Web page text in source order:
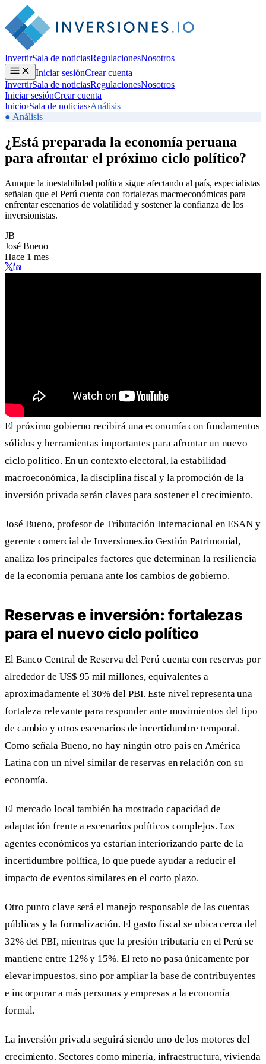
InvertirSala de noticiasRegulacionesNosotros
Iniciar sesiónCrear cuenta
InvertirSala de noticiasRegulacionesNosotros
Iniciar sesiónCrear cuenta
Inicio›Sala de noticias›Análisis
● Análisis
¿Está preparada la economía peruana
para afrontar el próximo ciclo político?
Aunque la inestabilidad política sigue afectando al país, especialistas
señalan que el Perú cuenta con fortalezas macroeconómicas para
enfrentar escenarios de volatilidad y sostener la confianza de los
inversionistas.
JB
José Bueno
Hace 1 mes
El próximo gobierno recibirá una economía con fundamentos
sólidos y herramientas importantes para afrontar un nuevo
ciclo político. En un contexto electoral, la estabilidad
macroeconómica, la disciplina fiscal y la promoción de la
inversión privada serán claves para sostener el crecimiento.
José Bueno, profesor de Tributación Internacional en ESAN y
gerente comercial de Inversiones.io Gestión Patrimonial,
analiza los principales factores que determinan la resiliencia
de la economía peruana ante los cambios de gobierno.
Reservas e inversión: fortalezas
para el nuevo ciclo político
El Banco Central de Reserva del Perú cuenta con reservas por
alrededor de US$ 95 mil millones, equivalentes a
aproximadamente el 30% del PBI. Este nivel representa una
fortaleza relevante para responder ante movimientos del tipo
de cambio y otros escenarios de incertidumbre temporal.
Como señala Bueno, no hay ningún otro país en América
Latina con un nivel similar de reservas en relación con su
economía.
El mercado local también ha mostrado capacidad de
adaptación frente a escenarios políticos complejos. Los
agentes económicos ya estarían interiorizando parte de la
incertidumbre política, lo que puede ayudar a reducir el
impacto de eventos similares en el corto plazo.
Otro punto clave será el manejo responsable de las cuentas
públicas y la formalización. El gasto fiscal se ubica cerca del
32% del PBI, mientras que la presión tributaria en el Perú se
mantiene entre 12% y 15%. El reto no pasa únicamente por
elevar impuestos, sino por ampliar la base de contribuyentes
e incorporar a más personas y empresas a la economía
formal.
La inversión privada seguirá siendo uno de los motores del
crecimiento. Sectores como minería, infraestructura, vivienda